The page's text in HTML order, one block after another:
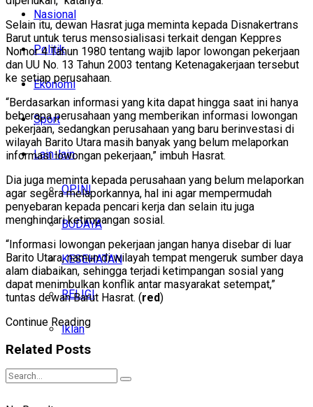
Nasional
Politik
Ekonomi
Sport
Lain-lain
OPINI
BUDAYA
KESEHATAN
RELIGI
Iklan
Selain itu, dewan Hasrat juga meminta kepada Disnakertrans
Barut untuk terus mensosialisasi terkait dengan Keppres
Nomor 4 Tahun 1980 tentang wajib lapor lowongan pekerjaan
dan UU No. 13 Tahun 2003 tentang Ketenagakerjaan tersebut
ke setiap perusahaan.
“Berdasarkan informasi yang kita dapat hingga saat ini hanya
beberapa perusahaan yang memberikan informasi lowongan
pekerjaan, sedangkan perusahaan yang baru berinvestasi di
wilayah Barito Utara masih banyak yang belum melaporkan
informasi lowongan pekerjaan,” imbuh Hasrat.
Dia juga meminta kepada perusahaan yang belum melaporkan
agar segera melaporkannya, hal ini agar mempermudah
penyebaran kepada pencari kerja dan selain itu juga
menghindari ketimpangan sosial.
“Informasi lowongan pekerjaan jangan hanya disebar di luar
Barito Utara, namun di wilayah tempat mengeruk sumber daya
alam diabaikan, sehingga terjadi ketimpangan sosial yang
dapat menimbulkan konflik antar masyarakat setempat,”
tuntas dewan Barut Hasrat. (red)
Continue Reading
Related Posts